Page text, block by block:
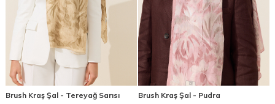
Brush Kraş Şal - Tereyağ Sarısı Brush Kraş Şal - Pudra